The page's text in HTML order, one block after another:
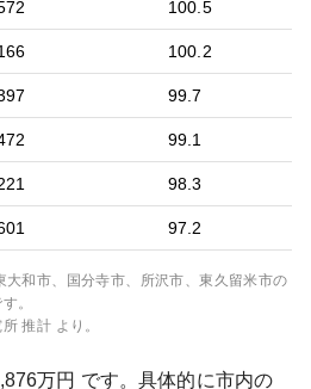
100.5
100.2
99.7
99.1
98.3
97.2
大和市、国分寺市、所沢市、東久留米市の
。
推計 より。
万円 です。具体的に市内の